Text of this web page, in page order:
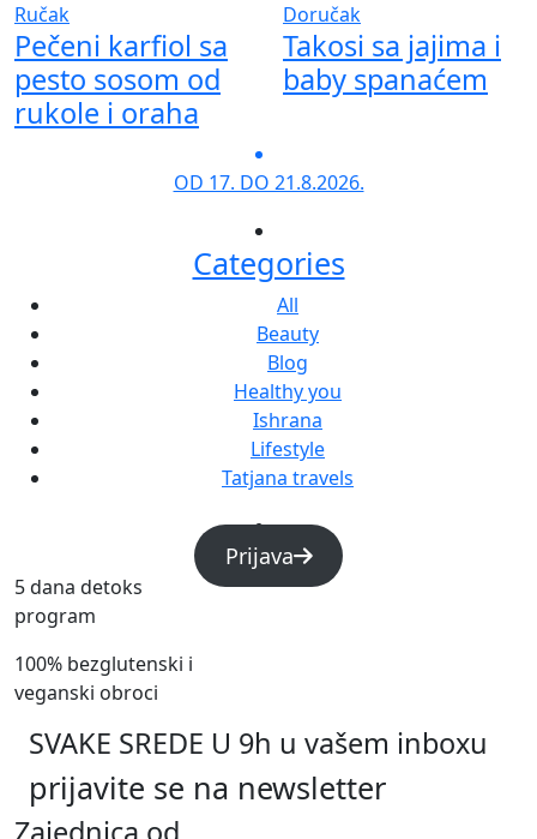
Ručak
Pečeni karfiol sa
pesto sosom od
rukole i oraha
Doručak
Takosi sa jajima i
baby spanaćem
OD 17. DO 21.8.2026.
Categories
All
Beauty
Blog
Healthy you
Ishrana
Lifestyle
Tatjana travels
Prijava
5 dana detoks
program
100% bezglutenski i
veganski obroci
SVAKE SREDE U 9h u vašem inboxu
prijavite se na newsletter